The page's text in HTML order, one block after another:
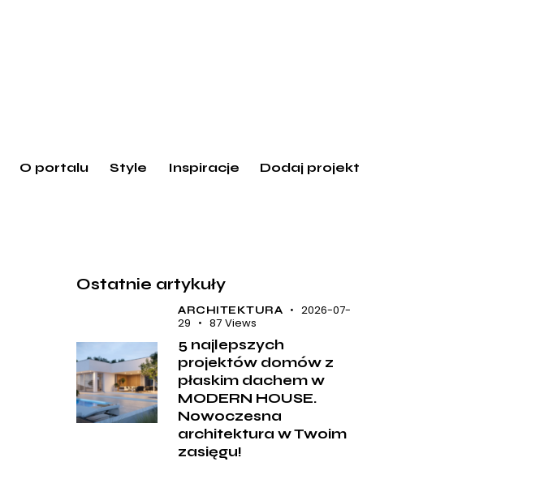
O portalu Style Inspiracje Dodaj projekt
Ostatnie artykuły
ARCHITEKTURA
2026-07-
29
87 Views
5 najlepszych
projektów domów z
płaskim dachem w
MODERN HOUSE.
Nowoczesna
architektura w Twoim
zasięgu!